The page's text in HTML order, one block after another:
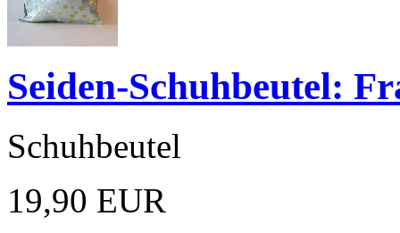
Seiden-Schuhbeutel:
Schuhbeutel
19,90 EUR